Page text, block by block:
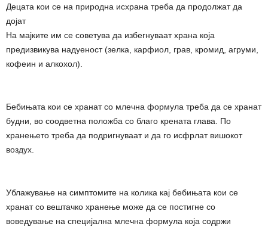
Децата кои се на природна исхрана треба да продолжат да
дојат
На мајките им се советува да избегнуваат храна која
предизвикува надуеност (зелка, карфиол, грав, кромид, агруми,
кофеин и алкохол).
Бебињата кои се хранат со млечна формула треба да се хранат
будни, во соодветна положба со благо крената глава. По
хранењето треба да подригнуваат и да го исфрлат вишокот
воздух.
Ублажување на симптомите на колика кај бебињата кои се
хранат со вештачко хранење може да се постигне со
воведување на специјална млечна формула која содржи